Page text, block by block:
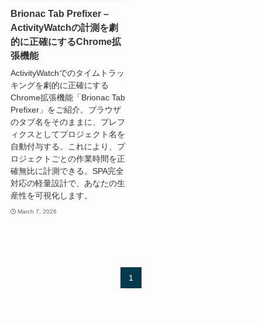
Brionac Tab Prefixer –
ActivityWatchの計測を劇
的に正確にするChrome拡
張機能
ActivityWatchでのタイムトラッ
キングを劇的に正確にする
Chrome拡張機能「Brionac Tab
Prefixer」をご紹介。ブラウザ
のタブ名をそのままに、プレフ
ィクスとしてプロジェクト名を
自動付与する。これにより、プ
ロジェクトごとの作業時間を正
確無比に計測できる。SPA完全
対応の軽量設計で、あなたの生
産性を可視化します。
March 7, 2026
1